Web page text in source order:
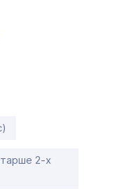
2-х